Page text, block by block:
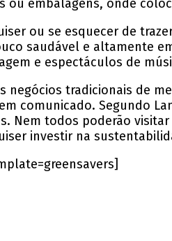
ou embalagens, onde
ou se esquecer de
saudável e altamente
e espectáculos de
negócios tradicionais de
comunicado. Segundo
Nem todos poderão
investir na